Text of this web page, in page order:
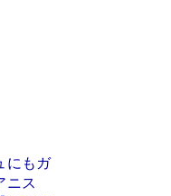
ー］
にもガ
ニス